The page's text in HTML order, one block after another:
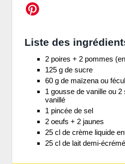
Liste des
2 poires + 2 pommes
125 g de sucre
60 g de maïzena ou
1 gousse de vanille ou
vanillé
1 pincée de sel
2 oeufs + 2 jaunes
25 cl de crème liquide
25 cl de lait demi-écrémé